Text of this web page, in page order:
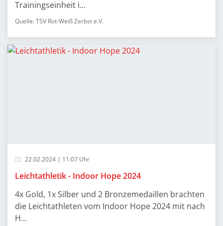
Trainingseinheit i...
Quelle: TSV Rot-Weiß Zerbst e.V.
22.02.2024 | 11:07 Uhr
Leichtathletik - Indoor Hope 2024
4x Gold, 1x Silber und 2 Bronzemedaillen brachten
die Leichtathleten vom Indoor Hope 2024 mit nach
H...